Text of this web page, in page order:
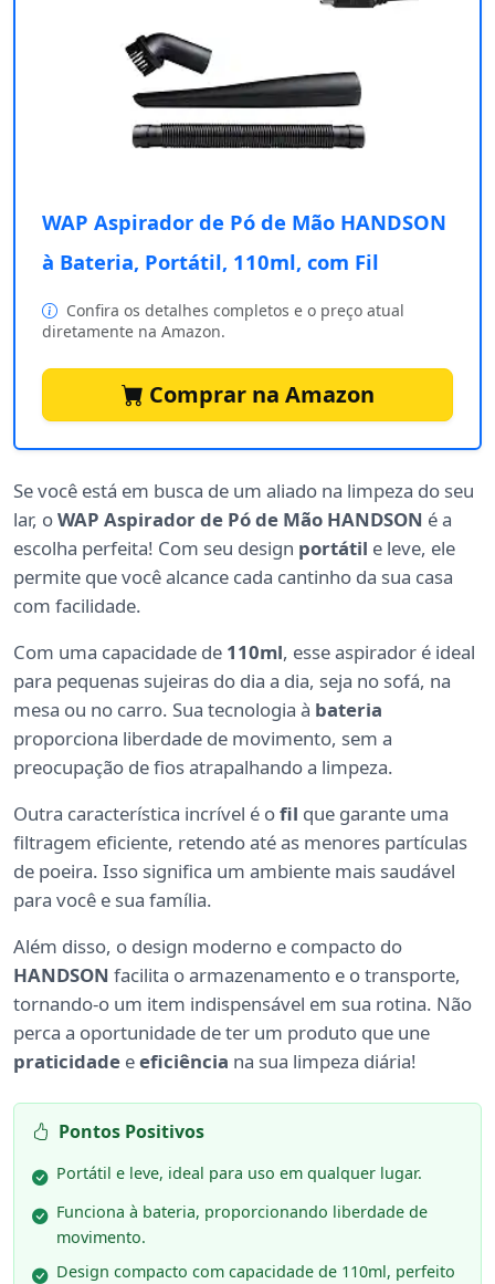
WAP Aspirador de Pó de Mão HANDSON
à Bateria, Portátil, 110ml, com Fil
Confira os detalhes completos e o preço atual
diretamente na Amazon.
Comprar na Amazon
Se você está em busca de um aliado na limpeza do seu
lar, oWAP Aspirador de Pó de Mão HANDSON é a
escolha perfeita! Com seu design portátil e leve, ele
permite que você alcance cada cantinho da sua casa
com facilidade.
Com uma capacidade de 110ml, esse aspirador é ideal
para pequenas sujeiras do dia a dia, seja no sofá, na
mesa ou no carro. Sua tecnologia à bateria
proporciona liberdade de movimento, sem a
preocupação de fios atrapalhando a limpeza.
Outra característica incrível é ofil que garante uma
filtragem eficiente, retendo até as menores partículas
de poeira. Isso significa um ambiente mais saudável
para você e sua família.
Além disso, o design moderno e compacto do
HANDSON facilita o armazenamento e o transporte,
tornando-o um item indispensável em sua rotina. Não
perca a oportunidade de ter um produto que une
praticidade eeficiência na sua limpeza diária!
Pontos Positivos
Portátil e leve, ideal para uso em qualquer lugar.
Funciona à bateria, proporcionando liberdade de
movimento.
Design compacto com capacidade de 110ml, perfeito